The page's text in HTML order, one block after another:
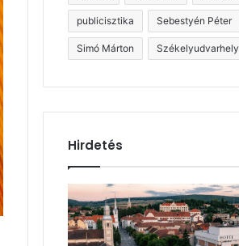
publicisztika Sebestyén Péter
Simó Márton Székelyudvarhely
Hirdetés